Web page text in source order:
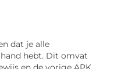
dat je alle
hebt. Dit omvat
en de vorige APK